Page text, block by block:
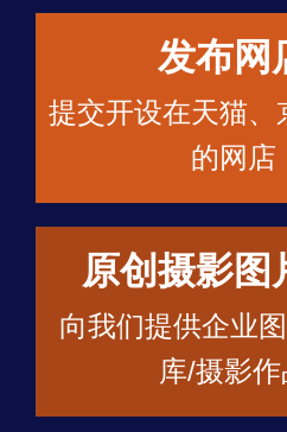
发布网
提交开设在天猫、
的网店
原创摄影图
向我们提供企业
库/摄影作